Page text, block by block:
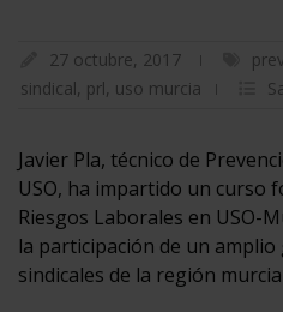
27 octubre, 2017
sindical, prl, uso murcia
Javier Pla, técnico de
USO, ha impartido un curso
Riesgos Laborales en USO-
la participación de un
sindicales de la región